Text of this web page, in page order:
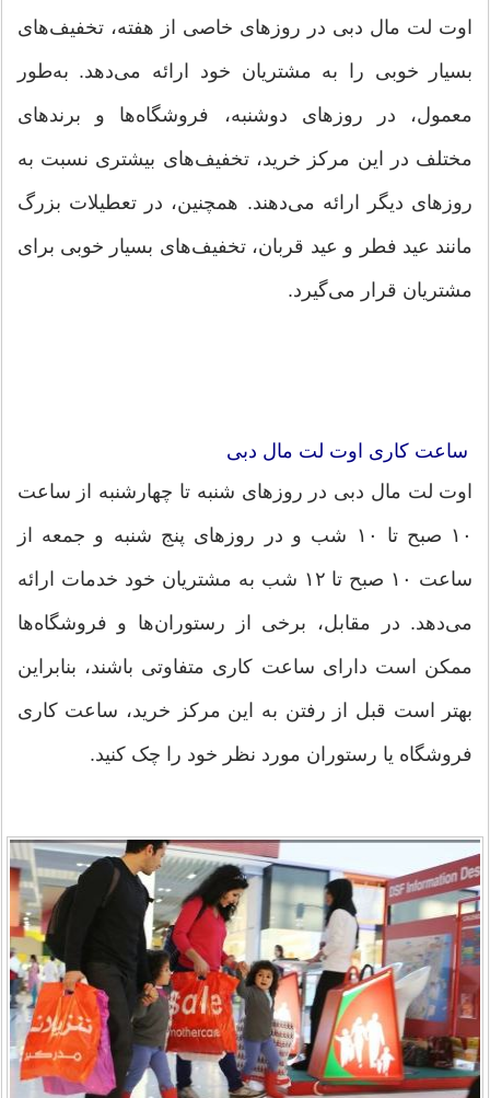
اوت لت مال دبی در روزهای خاصی از هفته، تخفیف‌های
بسیار خوبی را به مشتریان خود ارائه می‌دهد. به‌طور
معمول، در روزهای دوشنبه، فروشگاه‌ها و برندهای
مختلف در این مرکز خرید، تخفیف‌های بیشتری نسبت به
روزهای دیگر ارائه می‌دهند. همچنین، در تعطیلات بزرگ
مانند عید فطر و عید قربان، تخفیف‌های بسیار خوبی برای
مشتریان قرار می‌گیرد.
ساعت کاری اوت لت مال دبی
اوت لت مال دبی در روزهای شنبه تا چهارشنبه از ساعت
۱۰ صبح تا ۱۰ شب و در روزهای پنج شنبه و جمعه از
ساعت ۱۰ صبح تا ۱۲ شب به مشتریان خود خدمات ارائه
می‌دهد. در مقابل، برخی از رستوران‌ها و فروشگاه‌ها
ممکن است دارای ساعت کاری متفاوتی باشند، بنابراین
بهتر است قبل از رفتن به این مرکز خرید، ساعت کاری
فروشگاه یا رستوران مورد نظر خود را چک کنید.